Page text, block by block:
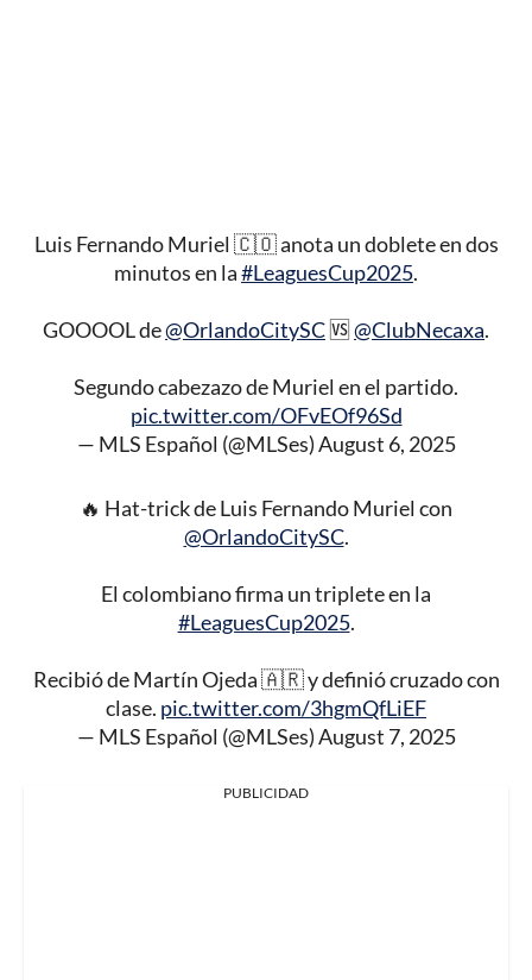
Luis Fernando Muriel 🇨🇴 anota un doblete en dos
minutos en la#LeaguesCup2025.
GOOOOL de@OrlandoCitySC 🆚 @ClubNecaxa.
Segundo cabezazo de Muriel en el partido.
pic.twitter.com/OFvEOf96Sd
— MLS Español (@MLSes)August 6, 2025
🔥 Hat-trick de Luis Fernando Muriel con
@OrlandoCitySC.
El colombiano firma un triplete en la
#LeaguesCup2025.
Recibió de Martín Ojeda 🇦🇷 y definió cruzado con
clase. pic.twitter.com/3hgmQfLiEF
— MLS Español (@MLSes)August 7, 2025
PUBLICIDAD